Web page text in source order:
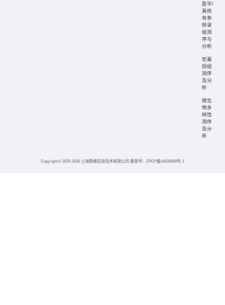
医学/
真核
有参
转录
组测
序与
分析
宏基
因组
测序
及分
析
微生
物多
样性
测序
及分
析
Copyright © 2025-2030 上海桑格信息技术有限公司 备案号：沪ICP备14033599号-1